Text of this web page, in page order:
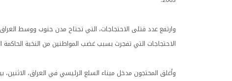
الاحتجاجات التي تفجرت بسبب غضب المواطنين من النخبة الحاكمة
وأغلق المحتجون مدخل ميناء السلع الرئيسي في العراق، الاثنين،